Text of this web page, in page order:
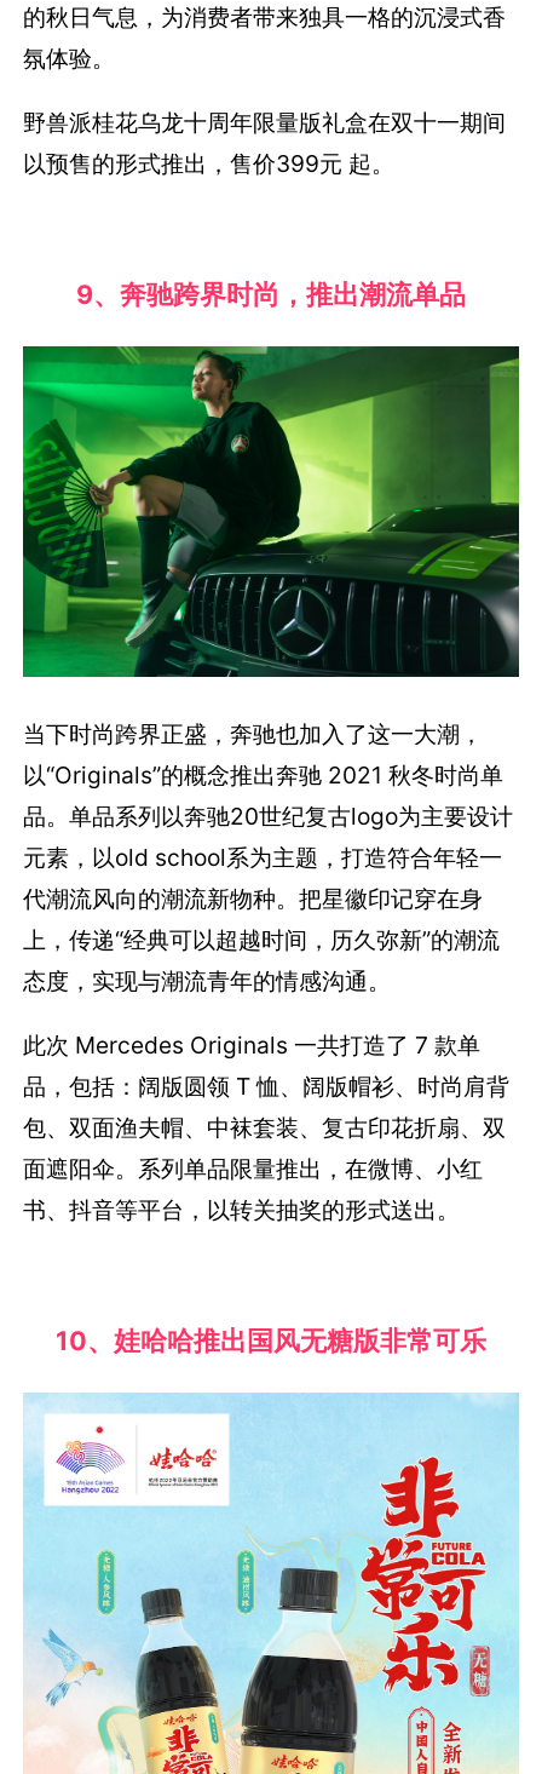
的秋日气息，为消费者带来独具一格的沉浸式香
氛体验。
野兽派桂花乌龙十周年限量版礼盒在双十一期间
以预售的形式推出，售价399元 起。
9、奔驰跨界时尚，推出潮流单品
当下时尚跨界正盛，奔驰也加入了这一大潮，
以“Originals”的概念推出奔驰 2021 秋冬时尚单
品。单品系列以奔驰20世纪复古logo为主要设计
元素，以old school系为主题，打造符合年轻一
代潮流风向的潮流新物种。把星徽印记穿在身
上，传递“经典可以超越时间，历久弥新”的潮流
态度，实现与潮流青年的情感沟通。
此次 Mercedes Originals 一共打造了 7 款单
品，包括：阔版圆领 T 恤、阔版帽衫、时尚肩背
包、双面渔夫帽、中袜套装、复古印花折扇、双
面遮阳伞。系列单品限量推出，在微博、小红
书、抖音等平台，以转关抽奖的形式送出。
10、娃哈哈推出国风无糖版非常可乐